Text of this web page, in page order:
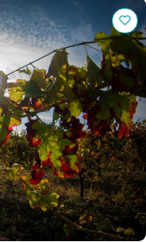
naturel, un terroir